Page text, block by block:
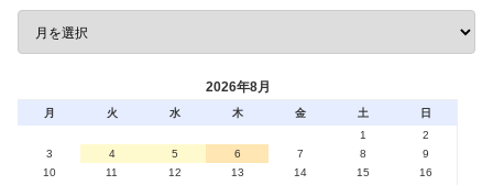
2026年8月
月 火 水 木 金 土
日
1
2
3
4 5 6 7 8
9
10
11 12 13 14 15
16